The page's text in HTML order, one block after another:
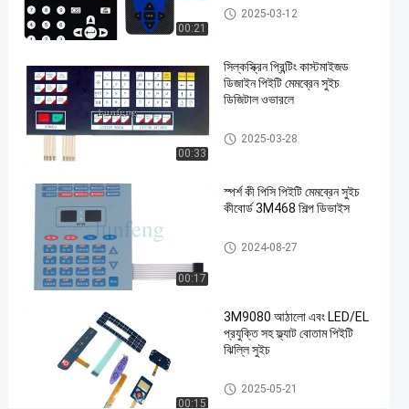
#
প্যান্টোন
মেমব্রেন
সুইচ
#
3M
467
গম্বুজ
স্পর্শকাতর
ঝিল্লি
সুইচ
#
00:21
পিইটি মেমব্রেন সুইচ
2025-03-12
00:33
সিল্কস্ক্রিন প্রিন্টিং কাস্টমাইজড
ডিজাইন পিইটি মেমব্রেন সুইচ
ডিজিটাল ওভারলে
পিইটি মেমব্রেন সুইচ
2025-03-28
00:17
স্পর্শ কী পিসি পিইটি মেমব্রেন সুইচ
কীবোর্ড 3M468 শিল্প ডিভাইস
পিইটি মেমব্রেন সুইচ
2024-08-27
00:15
3M9080 আঠালো এবং LED/EL
প্রযুক্তি সহ ফ্ল্যাট বোতাম পিইটি
ঝিল্লি সুইচ
পিইটি মেমব্রেন সুইচ
2025-05-21